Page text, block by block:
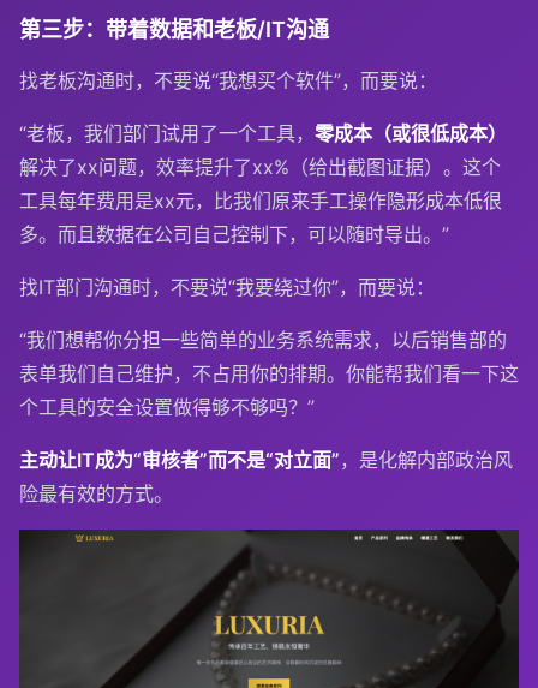
第三步：带着数据和老板/IT沟通
找老板沟通时，不要说“我想买个软件”，而要说：
“老板，我们部门试用了一个工具， 零成本（或很低成本）
解决了xx问题，效率提升了xx%（给出截图证据）。这个
工具每年费用是xx元，比我们原来手工操作隐形成本低很
多。而且数据在公司自己控制下，可以随时导出。”
找IT部门沟通时，不要说“我要绕过你”，而要说：
“我们想帮你分担一些简单的业务系统需求，以后销售部的
表单我们自己维护，不占用你的排期。你能帮我们看一下这
个工具的安全设置做得够不够吗？”
主动让IT成为“审核者”而不是“对立面” ，是化解内部政治风
险最有效的方式。